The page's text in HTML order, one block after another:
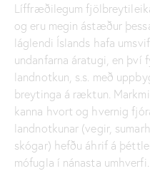
Líffræðilegum
og eru megin ástæður
láglendi Íslands hafa
undanfarna áratugi, en því
landnotkun, s.s. með
breytinga á ræktun.
kanna hvort og hvernig
landnotkunar (vegir,
skógar) hefðu áhrif á
mófugla í nánasta